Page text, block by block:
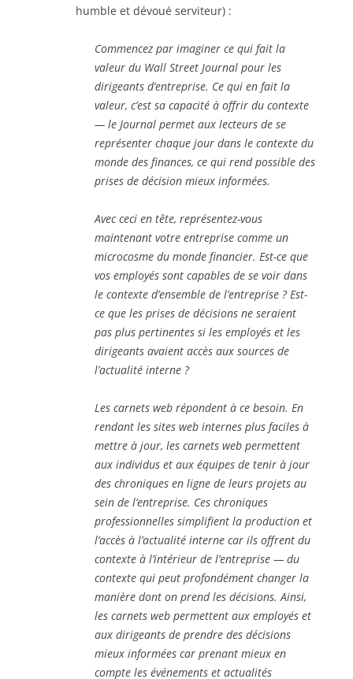
humble et dévoué serviteur) :
Commencez par imaginer ce qui fait la
valeur du Wall Street Journal pour les
dirigeants d’entreprise. Ce qui en fait la
valeur, c’est sa capacité à offrir du contexte
— le Journal permet aux lecteurs de se
représenter chaque jour dans le contexte du
monde des finances, ce qui rend possible des
prises de décision mieux informées.
Avec ceci en tête, représentez-vous
maintenant votre entreprise comme un
microcosme du monde financier. Est-ce que
vos employés sont capables de se voir dans
le contexte d’ensemble de l’entreprise ? Est-
ce que les prises de décisions ne seraient
pas plus pertinentes si les employés et les
dirigeants avaient accès aux sources de
l’actualité interne ?
Les carnets web répondent à ce besoin. En
rendant les sites web internes plus faciles à
mettre à jour, les carnets web permettent
aux individus et aux équipes de tenir à jour
des chroniques en ligne de leurs projets au
sein de l’entreprise. Ces chroniques
professionnelles simplifient la production et
l’accès à l’actualité interne car ils offrent du
contexte à l’intérieur de l’entreprise — du
contexte qui peut profondément changer la
manière dont on prend les décisions. Ainsi,
les carnets web permettent aux employés et
aux dirigeants de prendre des décisions
mieux informées car prenant mieux en
compte les événements et actualités